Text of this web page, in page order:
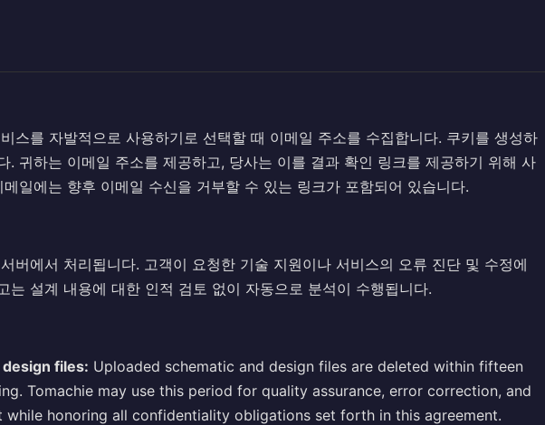
스를 자발적으로 사용하기로 선택할 때 이메일 주소를 수집합니다. 쿠키를 생성하
. 귀하는 이메일 주소를 제공하고, 당사는 이를 결과 확인 링크를 제공하기 위해 사
일에는 향후 이메일 수신을 거부할 수 있는 링크가 포함되어 있습니다.
버에서 처리됩니다. 고객이 요청한 기술 지원이나 서비스의 오류 진단 및 수정에
는 설계 내용에 대한 인적 검토 없이 자동으로 분석이 수행됩니다.
files: Uploaded schematic and design files are deleted within fifteen
Tomachie may use this period for quality assurance, error correction, and
while honoring all confidentiality obligations set forth in this agreement.